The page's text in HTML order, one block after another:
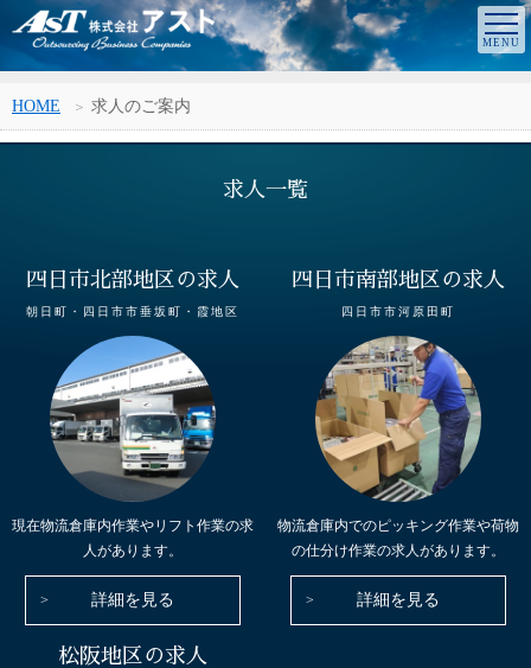
HOME 求人のご案内
求人一覧
四日市北部地区の求人
朝日町・四日市市垂坂町・霞地区
現在物流倉庫内作業やリフト作業の求
人があります。
詳細を見る
四日市南部地区の求人
四日市市河原田町
物流倉庫内でのピッキング作業や荷物
の仕分け作業の求人があります。
詳細を見る
松阪地区の求人